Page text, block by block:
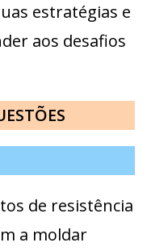
estratégias e
aos desafios
de resistência
a moldar